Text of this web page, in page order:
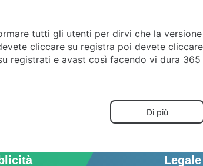
tutti gli utenti per dirvi che la
cliccare su registra poi devete
registrati e avast così facendo vi dura
Di più
Legale